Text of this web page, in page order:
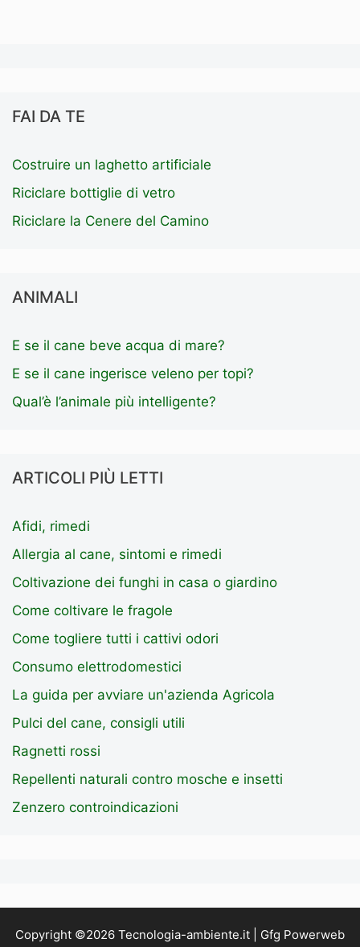
FAI DA TE
Costruire un laghetto artificiale
Riciclare bottiglie di vetro
Riciclare la Cenere del Camino
ANIMALI
E se il cane beve acqua di mare?
E se il cane ingerisce veleno per topi?
Qual’è l’animale più intelligente?
ARTICOLI PIÙ LETTI
Afidi, rimedi
Allergia al cane, sintomi e rimedi
Coltivazione dei funghi in casa o giardino
Come coltivare le fragole
Come togliere tutti i cattivi odori
Consumo elettrodomestici
La guida per avviare un'azienda Agricola
Pulci del cane, consigli utili
Ragnetti rossi
Repellenti naturali contro mosche e insetti
Zenzero controindicazioni
Copyright ©2026 Tecnologia-ambiente.it | Gfg Powerweb